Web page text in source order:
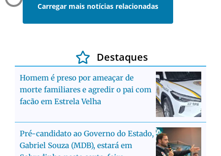
Carregar mais notícias relacionadas
Destaques
Homem é preso por ameaçar de
morte familiares e agredir o pai com
facão em Estrela Velha
Pré-candidato ao Governo do Estado,
Gabriel Souza (MDB), estará em